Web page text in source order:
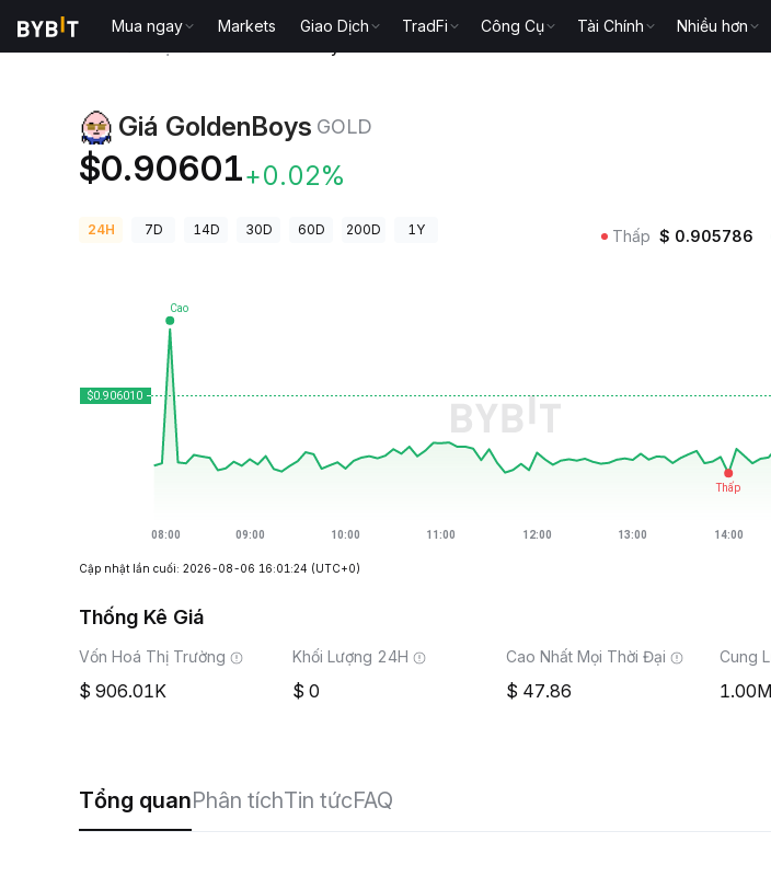
Mua ngay Markets Giao Dịch TradFi Công Cụ Tài Chính Nhiều hơn
Giá GoldenBoys GOLD
$0.90601+0.02%
24H 7D 14D 30D 60D 200D 1Y Thấp $ 0.905786
Cập nhật lần cuối: 2026-08-06 16:01:24 (UTC+0)
Thống Kê Giá
Vốn Hoá Thị Trường
906.01K
Khối Lượng 24H
0
Cao Nhất Mọi Thời Đại
47.86
Cung
1.00M
Tổng quanPhân tíchTin tứcFAQ